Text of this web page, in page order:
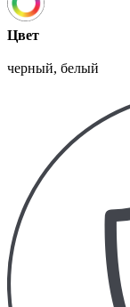
Цвет
черный, белый